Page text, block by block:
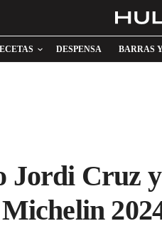
DESPENSA BARRAS
Jordi Cruz